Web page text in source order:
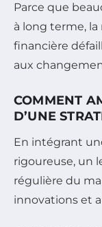
Parce que
à long terme,
financière
aux
COMMENT
D’UNE
En intégrant
rigoureuse, un
régulière du
innovations et